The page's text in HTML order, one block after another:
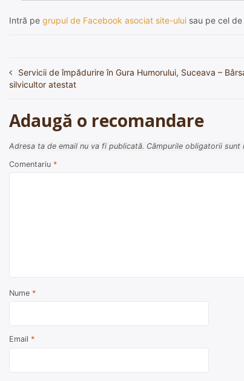
Intră pe grupul de Facebook asociat site-ului sau pe cel de
Navigare
articole
Servicii de împădurire în Gura Humorului, Suceava –
silvicultor atestat
Adaugă o recomandare
Adresa ta de email nu va fi publicată. Câmpurile obligatorii sunt
Comentariu *
Nume *
Email *